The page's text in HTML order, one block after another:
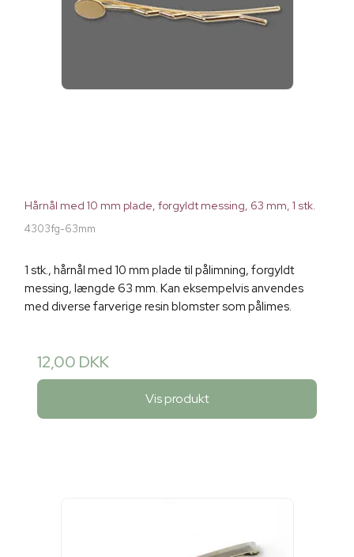
Hårnål med 10 mm plade, forgyldt messing, 63 mm, 1 stk.
4303fg-63mm
1 stk., hårnål med 10 mm plade til pålimning, forgyldt
messing, længde 63 mm. Kan eksempelvis anvendes
med diverse farverige resin blomster som pålimes.
12,00 DKK
Vis produkt